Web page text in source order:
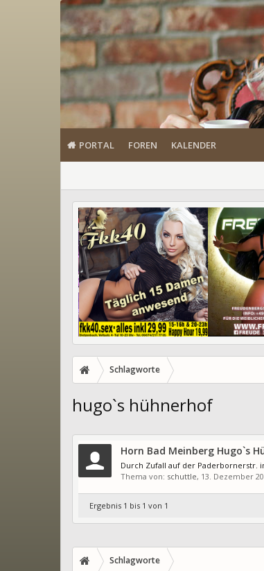
PORTAL FOREN KALENDER
Schlagworte
hugo`s hühnerhof
Horn Bad Meinberg Hugo`s
Durch Zufall auf der Paderbornerstr.
Thema von: schuttle, 13. Dezember
Ergebnis 1 bis 1 von 1
Schlagworte